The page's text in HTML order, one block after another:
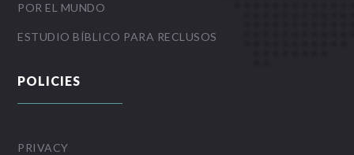
POR EL MUNDO
ESTUDIO BÍBLICO PARA RECLUSOS
POLICIES
PRIVACY